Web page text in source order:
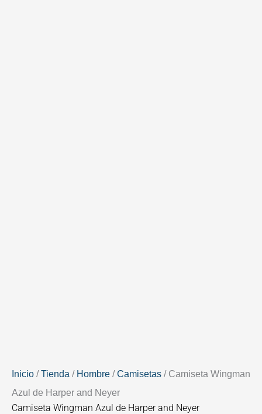
Inicio /Tienda / Hombre /Camisetas / Camiseta Wingman
Azul de Harper and Neyer
Camiseta Wingman Azul de Harper and Neyer